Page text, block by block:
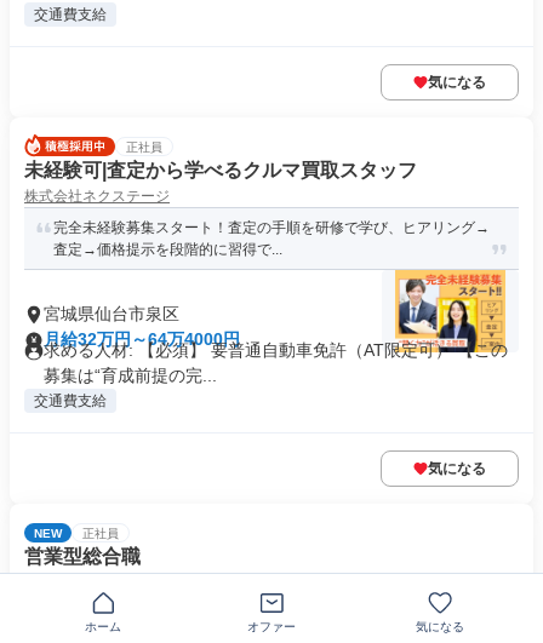
交通費支給
気になる
正社員
未経験可|査定から学べるクルマ買取スタッフ
株式会社ネクステージ
完全未経験募集スタート！査定の手順を研修で学び、ヒアリング→
査定→価格提示を段階的に習得で...
宮城県仙台市泉区
月給32万円～64万4000円
求める人材: 【必須】 要普通自動車免許（AT限定可） 【この
募集は“育成前提の完...
交通費支給
気になる
NEW 正社員
営業型総合職
【未経験採用枠】完全未経験からでも引っ越し無し＆固定給で年収
800万円を目指せる✨20～3...
ホーム オファー 気になる